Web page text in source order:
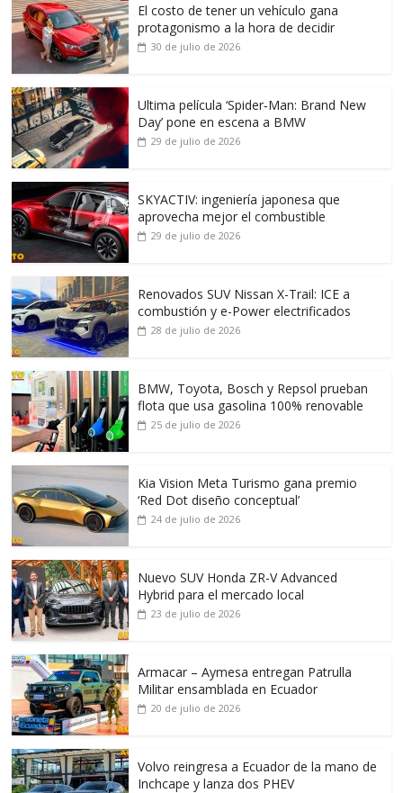
El costo de tener un vehículo gana
protagonismo a la hora de decidir
30 de julio de 2026
Ultima película ‘Spider‑Man: Brand New
Day’ pone en escena a BMW
29 de julio de 2026
SKYACTIV: ingeniería japonesa que
aprovecha mejor el combustible
29 de julio de 2026
Renovados SUV Nissan X-Trail: ICE a
combustión y e-Power electrificados
28 de julio de 2026
BMW, Toyota, Bosch y Repsol prueban
flota que usa gasolina 100% renovable
25 de julio de 2026
Kia Vision Meta Turismo gana premio
‘Red Dot diseño conceptual’
24 de julio de 2026
Nuevo SUV Honda ZR-V Advanced
Hybrid para el mercado local
23 de julio de 2026
Armacar – Aymesa entregan Patrulla
Militar ensamblada en Ecuador
20 de julio de 2026
Volvo reingresa a Ecuador de la mano de
Inchcape y lanza dos PHEV